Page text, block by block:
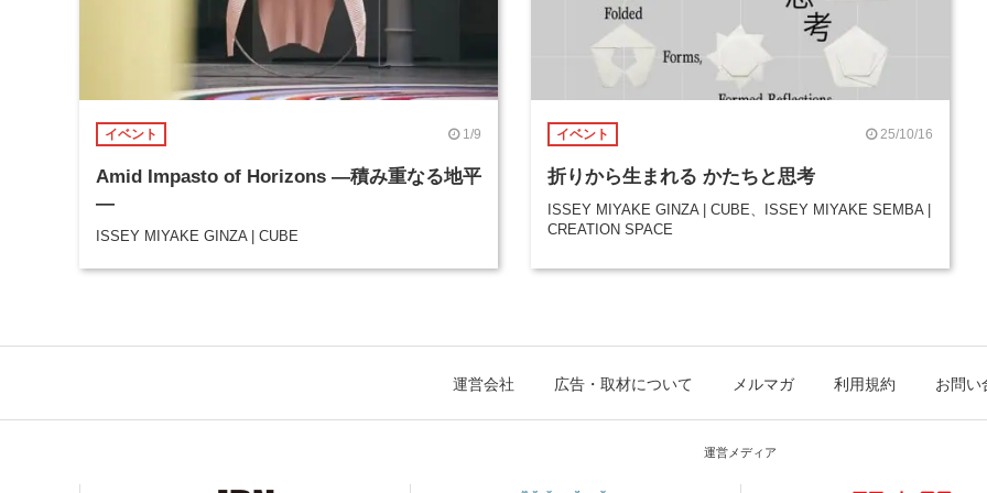
イベント 1/9
Amid Impasto of Horizons ―積み重なる地平
―
ISSEY MIYAKE GINZA | CUBE
イベント 25/10/16
折りから生まれる かたちと思考
ISSEY MIYAKE GINZA | CUBE、ISSEY MIYAKE SEMBA |
CREATION SPACE
運営会社 広告・取材について メルマガ 利用規約 お問い
運営メディア